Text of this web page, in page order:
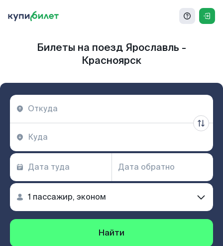
Билеты на поезд Ярославль -
Красноярск
Найти